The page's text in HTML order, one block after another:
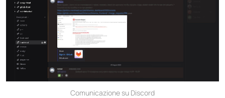
Comunicazione su Discord